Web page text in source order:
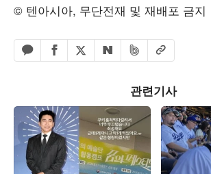
© 텐아시아, 무단전재 및 재배포 금지
카카오톡 공유하기
페이스북 공유하기
엑스 공유하기
네이버 공유하기
밴드 공유하기
URL복사
관련기사